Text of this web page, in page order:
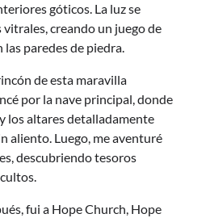
góticos. La luz se
creando un juego de
paredes de piedra.
de esta maravilla
por la nave principal, donde
los altares detalladamente
aliento. Luego, me aventuré
descubriendo tesoros
fui a Hope Church, Hope